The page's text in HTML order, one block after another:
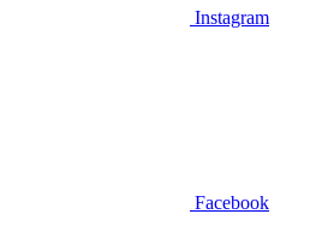
Instagram
Facebook